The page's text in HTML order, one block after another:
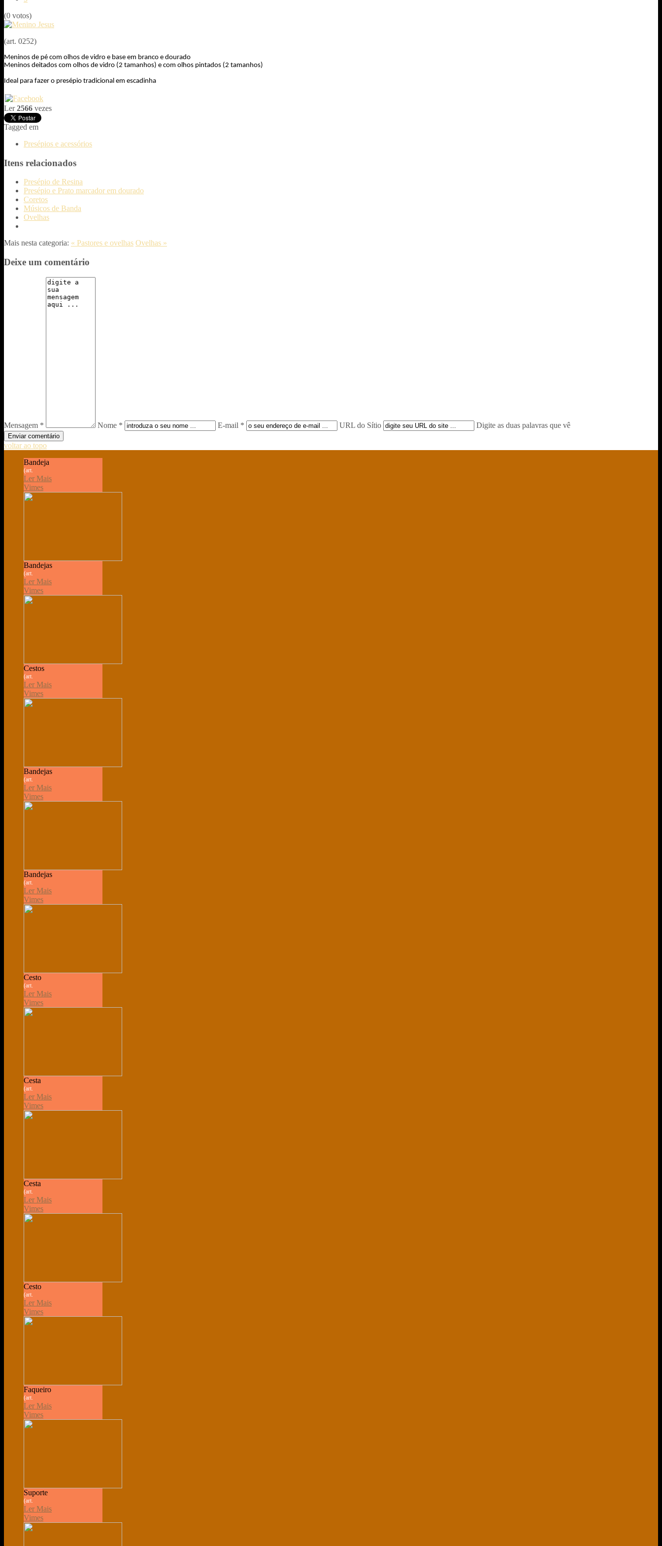
(0 votos)
(art. 0252)
Meninos de pé com olhos de vidro e base em branco e dourado
Meninos deitados com olhos de vidro (2 tamanhos) e com olhos pintados (2 tamanhos)
Ideal para fazer o presépio tradicional em escadinha
Ler2566 vezes
Tagged em
Presépios e acessórios
Itens relacionados
Presépio de Resina
Presépio e Prato marcador em dourado
Coretos
Músicos de Banda
Ovelhas
Mais nesta categoria: « Pastores e ovelhas Ovelhas »
Deixe um comentário
Mensagem * Nome * E-mail * URL do Sítio Digite as duas palavras que vê
voltar ao topo
Bandeja
(art.
Ler Mais
Vimes
Bandejas
(art.
Ler Mais
Vimes
Cestos
(art.
Ler Mais
Vimes
Bandejas
(art.
Ler Mais
Vimes
Bandejas
(art.
Ler Mais
Vimes
Cesto
(art.
Ler Mais
Vimes
Cesta
(art.
Ler Mais
Vimes
Cesta
(art.
Ler Mais
Vimes
Cesto
(art.
Ler Mais
Vimes
Faqueiro
(art.
Ler Mais
Vimes
Suporte
(art.
Ler Mais
Vimes